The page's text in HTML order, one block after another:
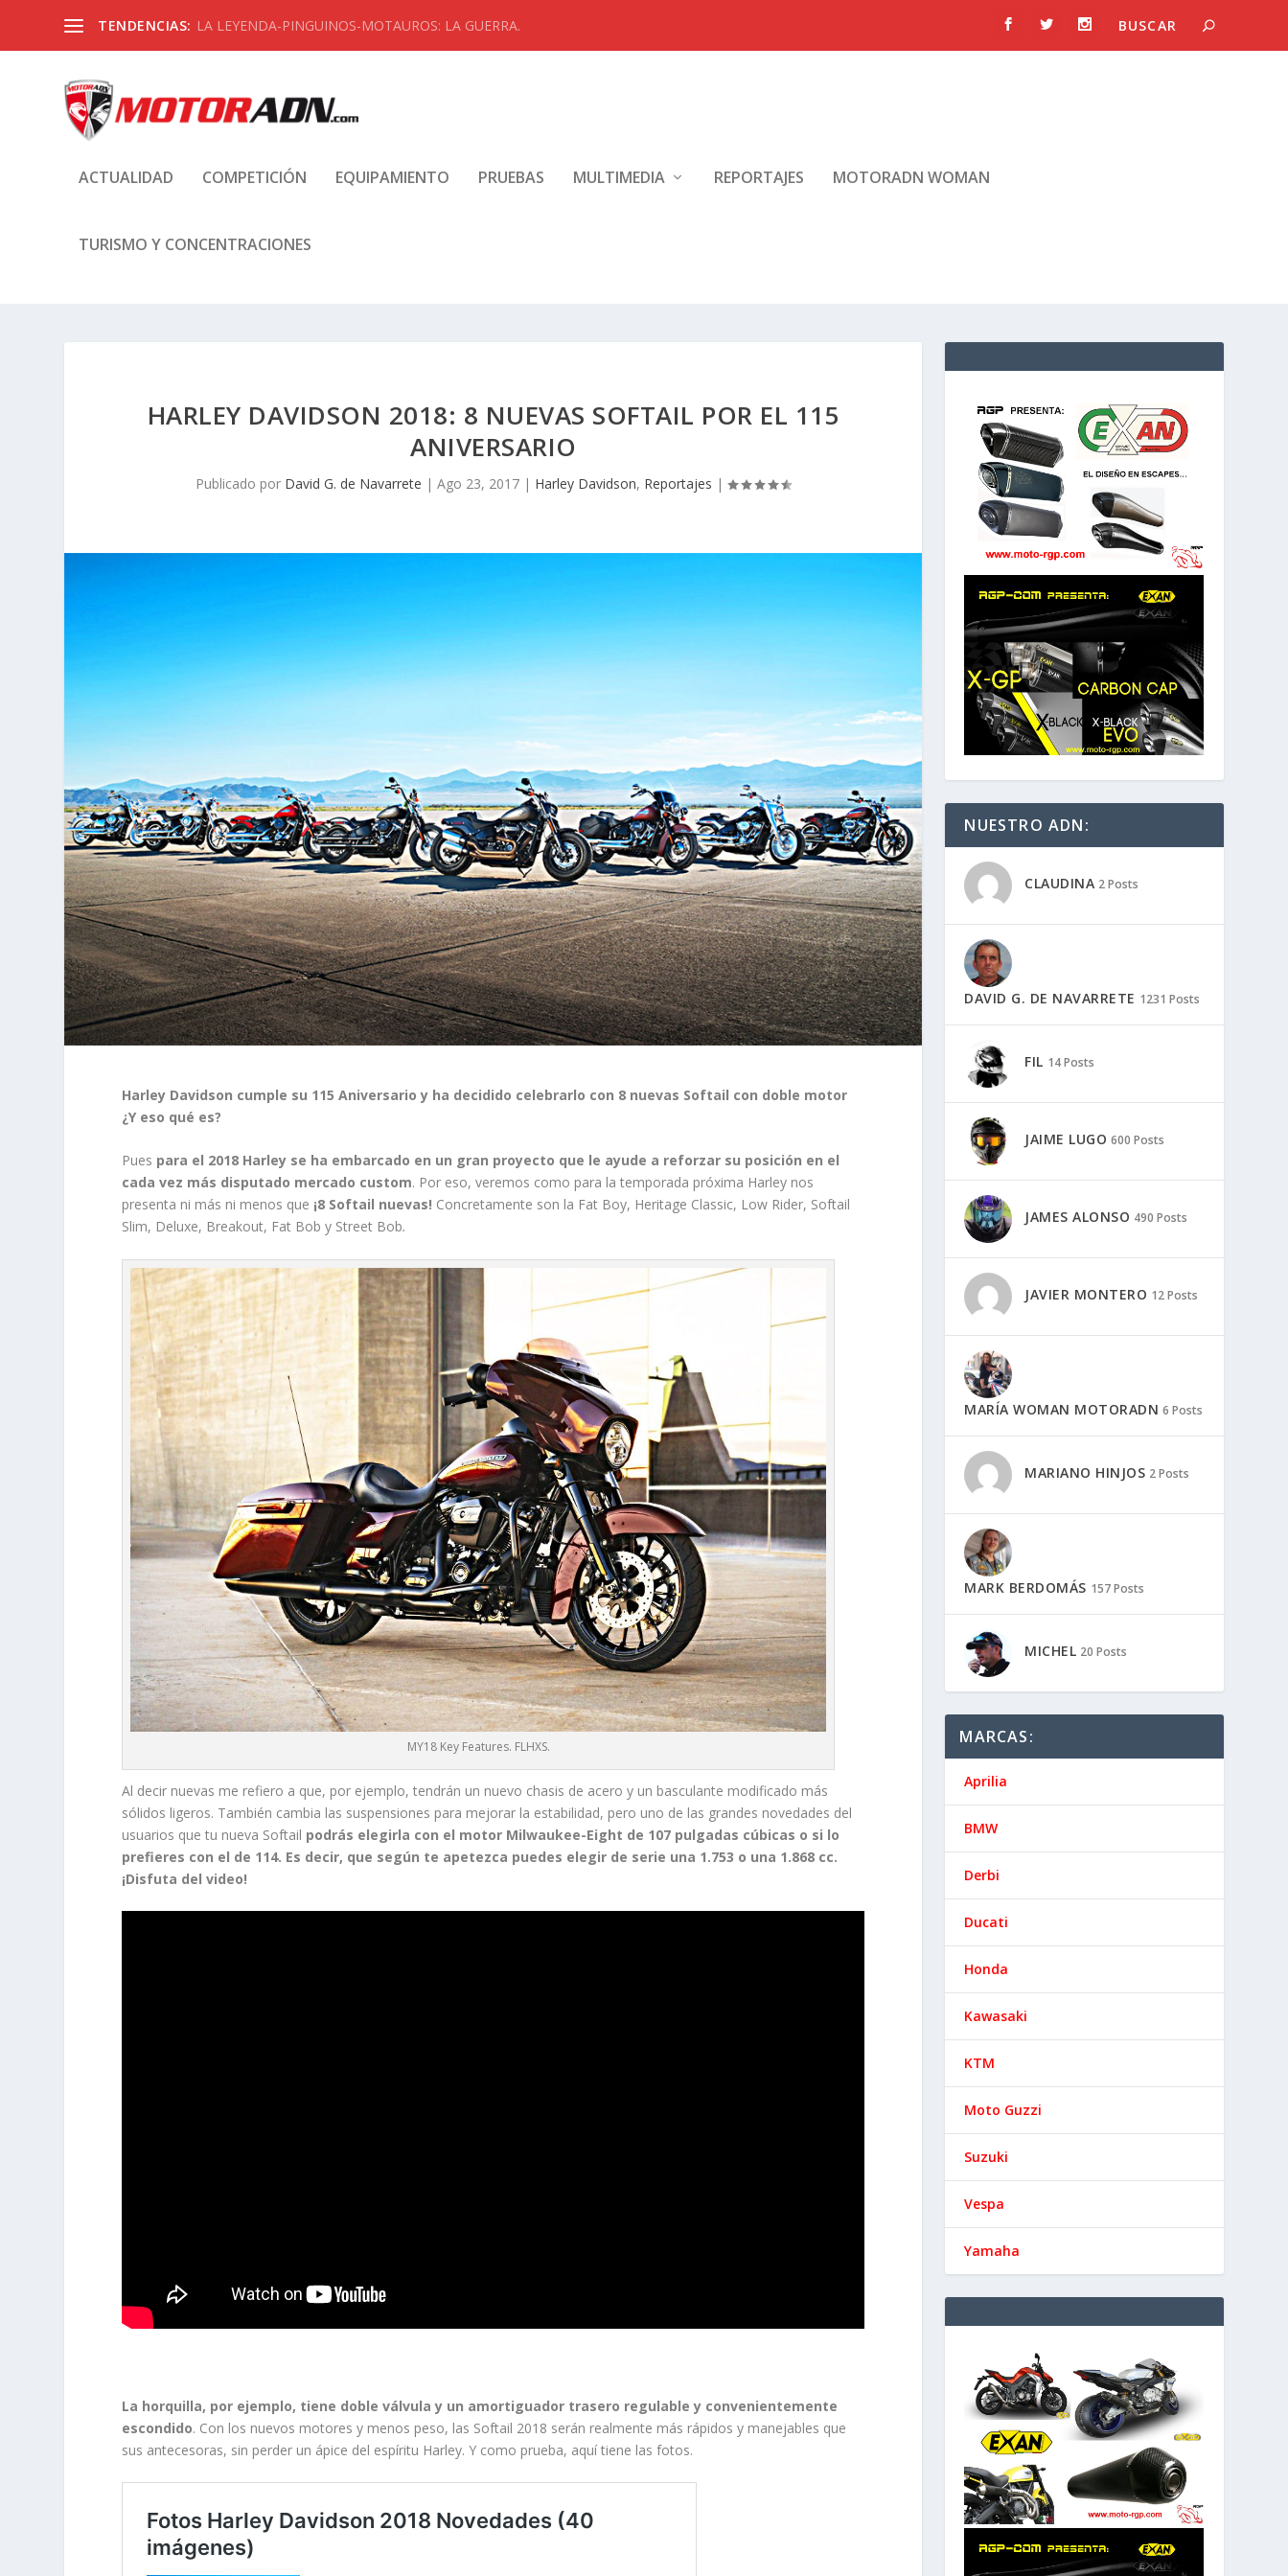
TENDENCIAS: LA LEYENDA-PINGUINOS-MOTAUROS: LA GUERRA.
ACTUALIDAD COMPETICIÓN EQUIPAMIENTO PRUEBAS MULTIMEDIA REPORTAJES MOTORADN WOMAN
TURISMO Y CONCENTRACIONES
HARLEY DAVIDSON 2018: 8 NUEVAS SOFTAIL POR EL 115
ANIVERSARIO
Publicado por David G. de Navarrete |Ago 23, 2017 | Harley Davidson, Reportajes |
Harley Davidson cumple su 115 Aniversario y ha decidido celebrarlo con 8 nuevas Softail con doble motor
¿Y eso qué es?
Pues para el 2018 Harley se ha embarcado en un gran proyecto que le ayude a reforzar su posición en el
cada vez más disputado mercado custom. Por eso, veremos como para la temporada próxima Harley nos
presenta ni más ni menos que ¡8 Softail nuevas! Concretamente son la Fat Boy, Heritage Classic, Low Rider, Softail
Slim, Deluxe, Breakout, Fat Bob y Street Bob.
MY18 Key Features. FLHXS.
Al decir nuevas me refiero a que, por ejemplo, tendrán un nuevo chasis de acero y un basculante modificado más
sólidos ligeros. También cambia las suspensiones para mejorar la estabilidad, pero uno de las grandes novedades del
usuarios que tu nueva Softail podrás elegirla con el motor Milwaukee-Eight de 107 pulgadas cúbicas o si lo
prefieres con el de 114. Es decir, que según te apetezca puedes elegir de serie una 1.753 o una 1.868 cc.
¡Disfuta del video!
La horquilla, por ejemplo, tiene doble válvula y un amortiguador trasero regulable y convenientemente
escondido. Con los nuevos motores y menos peso, las Softail 2018 serán realmente más rápidos y manejables que
sus antecesoras, sin perder un ápice del espíritu Harley. Y como prueba, aquí tiene las fotos.
NUESTRO ADN:
CLAUDINA 2 Posts
DAVID G. DE NAVARRETE 1231 Posts
FIL 14 Posts
JAIME LUGO 600 Posts
JAMES ALONSO 490 Posts
JAVIER MONTERO 12 Posts
MARÍA WOMAN MOTORADN 6 Posts
MARIANO HINJOS 2 Posts
MARK BERDOMÁS 157 Posts
MICHEL 20 Posts
MARCAS:
Aprilia
BMW
Derbi
Ducati
Honda
Kawasaki
KTM
Moto Guzzi
Suzuki
Vespa
Yamaha